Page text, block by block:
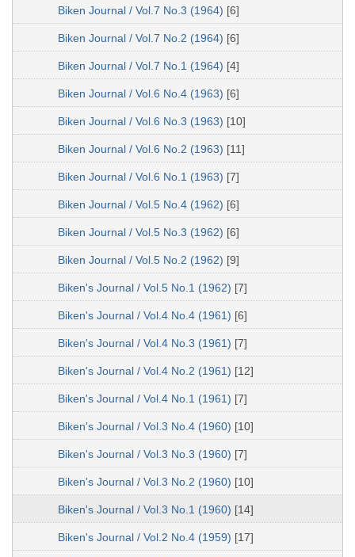
Biken Journal / Vol.7 No.3 (1964) [6]
Biken Journal / Vol.7 No.2 (1964) [6]
Biken Journal / Vol.7 No.1 (1964) [4]
Biken Journal / Vol.6 No.4 (1963) [6]
Biken Journal / Vol.6 No.3 (1963) [10]
Biken Journal / Vol.6 No.2 (1963) [11]
Biken Journal / Vol.6 No.1 (1963) [7]
Biken Journal / Vol.5 No.4 (1962) [6]
Biken Journal / Vol.5 No.3 (1962) [6]
Biken Journal / Vol.5 No.2 (1962) [9]
Biken's Journal / Vol.5 No.1 (1962) [7]
Biken's Journal / Vol.4 No.4 (1961) [6]
Biken's Journal / Vol.4 No.3 (1961) [7]
Biken's Journal / Vol.4 No.2 (1961) [12]
Biken's Journal / Vol.4 No.1 (1961) [7]
Biken's Journal / Vol.3 No.4 (1960) [10]
Biken's Journal / Vol.3 No.3 (1960) [7]
Biken's Journal / Vol.3 No.2 (1960) [10]
Biken's Journal / Vol.3 No.1 (1960) [14]
Biken's Journal / Vol.2 No.4 (1959) [17]